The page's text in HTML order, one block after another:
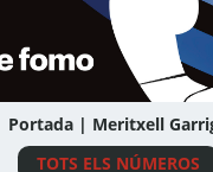
Portada | Meritxell
TOTS ELS NÚMEROS